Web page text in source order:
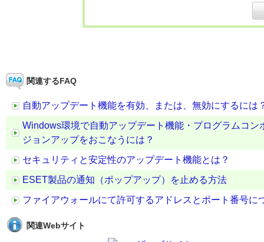
関連するFAQ
自動アップデート機能を有効、または、無効にするには
Windows環境で自動アップデート機能・プログラムコ
ジョンアップをおこなうには？
セキュリティと安定性のアップデート機能とは？
ESET製品の通知（ポップアップ）を止める方法
ファイアウォールにて許可するアドレスとポート番号に
関連Webサイト